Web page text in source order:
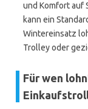
und Komfort auf
kann ein
Wintereinsatz
Trolley oder
Für wen